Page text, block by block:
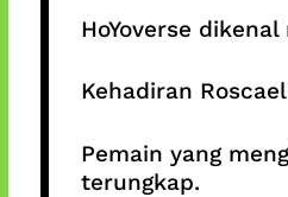
HoYoverse
Kehadiran
Pemain yang
terungkap.